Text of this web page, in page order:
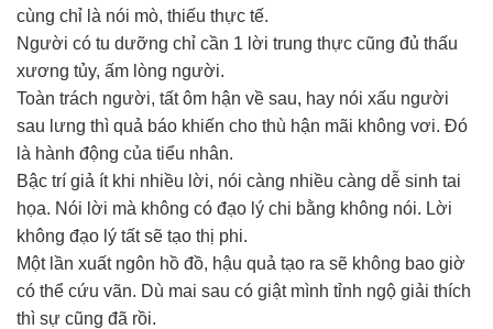
cùng chỉ là nói mò, thiếu thực tế.
Người có tu dưỡng chỉ cần 1 lời trung thực cũng đủ thấu
xương tủy, ấm lòng người.
Toàn trách người, tất ôm hận về sau, hay nói xấu người
sau lưng thì quả báo khiến cho thù hận mãi không vơi. Đó
là hành động của tiểu nhân.
Bậc trí giả ít khi nhiều lời, nói càng nhiều càng dễ sinh tai
họa. Nói lời mà không có đạo lý chi bằng không nói. Lời
không đạo lý tất sẽ tạo thị phi.
Một lần xuất ngôn hồ đồ, hậu quả tạo ra sẽ không bao giờ
có thể cứu vãn. Dù mai sau có giật mình tỉnh ngộ giải thích
thì sự cũng đã rồi.